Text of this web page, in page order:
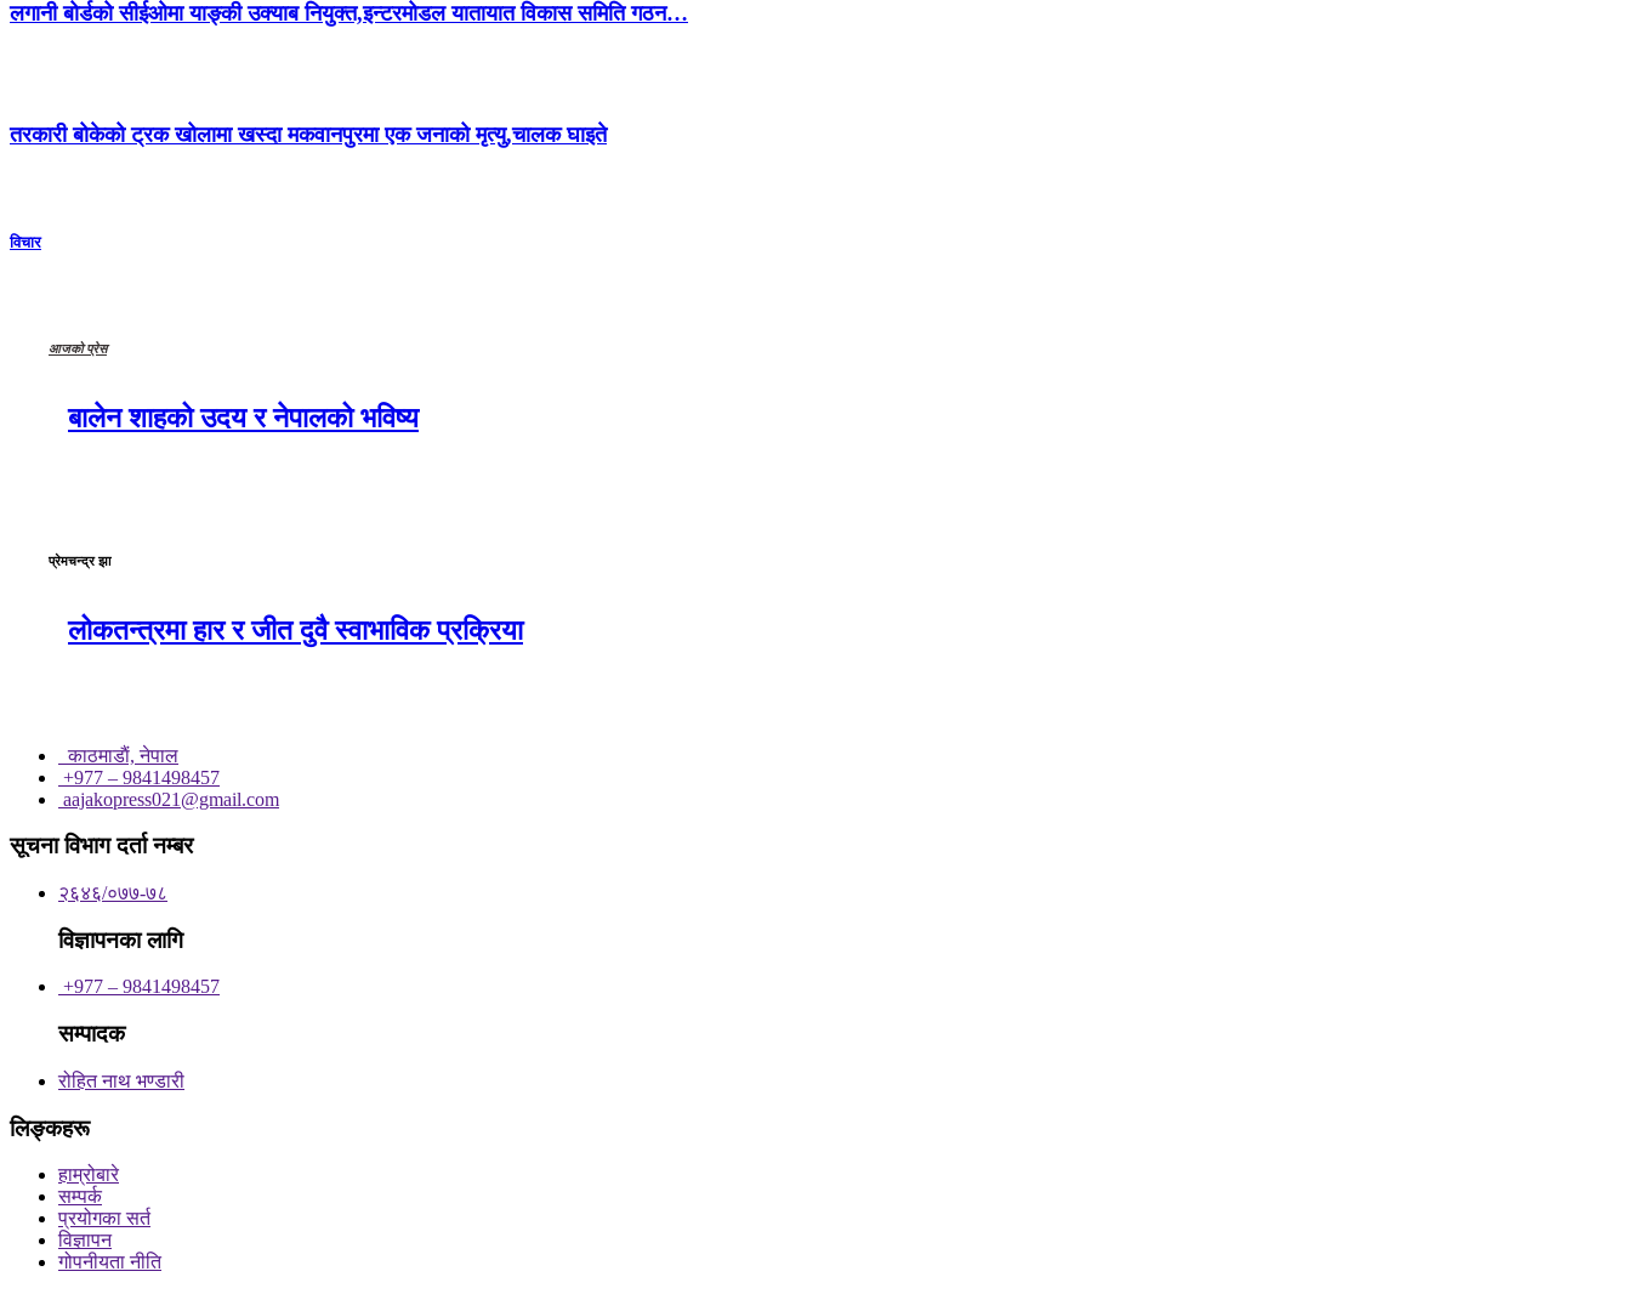
लगानी बोर्डको सीईओमा याङ्की उक्याब नियुक्त,इन्टरमोडल यातायात विकास समिति गठन…
तरकारी बोकेको ट्रक खोलामा खस्दा मकवानपुरमा एक जनाको मृत्यु,चालक घाइते
विचार
आजको प्रेस
बालेन शाहको उदय र नेपालको भविष्य
प्रेमचन्द्र झा
लोकतन्त्रमा हार र जीत दुवै स्वाभाविक प्रक्रिया
काठमाडाैं, नेपाल
+977 – 9841498457
aajakopress021@gmail.com
सूचना विभाग दर्ता नम्बर
२६४६/०७७-७८
विज्ञापनका लागि
+977 – 9841498457
सम्पादक
रोहित नाथ भण्डारी
लिङ्कहरू
हाम्रोबारे
सम्पर्क
प्रयोगका सर्त
विज्ञापन
गोपनीयता नीति